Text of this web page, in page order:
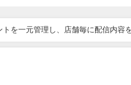
を一元管理し、店舗毎に配信内容